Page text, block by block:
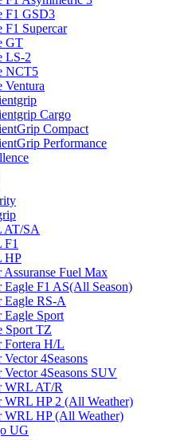
F1 GSD3
Supercar
GT
LS-2
NCT5
Cargo
Compact
Performance
AT/SA
HP
Fuel Max
F1 AS(All Season)
RS-A
Sport
Sport TZ
H/L
4Seasons
4Seasons SUV
WRL AT/R
HP 2 (All Weather)
HP (All Weather)
UG